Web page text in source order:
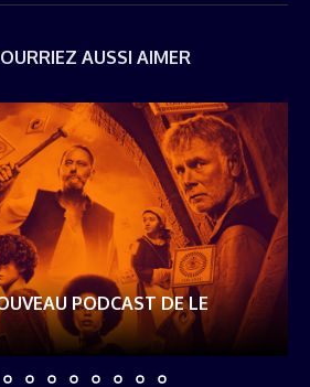
AUSSI AIMER
PODCAST DE LE